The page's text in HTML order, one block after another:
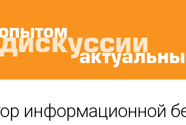
информационной